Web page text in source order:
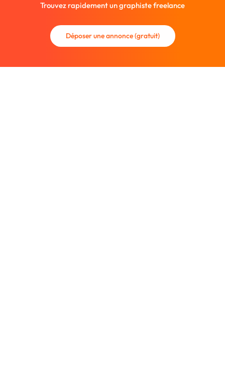
Trouvez rapidement un graphiste freelance
Déposer une annonce (gratuit)